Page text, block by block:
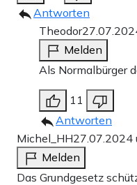
Antworten
Theodor
Melden
Als Normalbürger
11
Antworten
Michel_HH27.07.2024
Melden
Das Grundgesetz